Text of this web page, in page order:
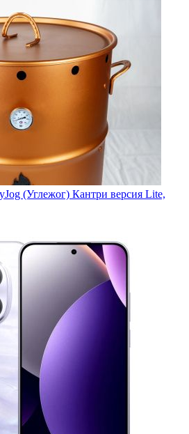
(Углежог) Кантри версия Lite,